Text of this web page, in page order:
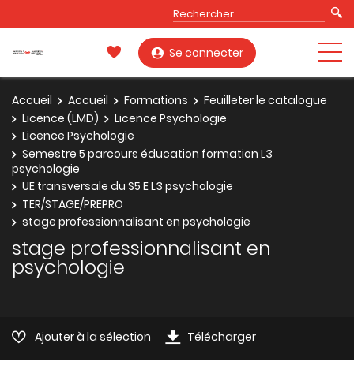
Se connecter
Accueil Accueil Formations
Feuilleter le catalogue
Licence (LMD)
Licence Psychologie
Licence Psychologie
Semestre 5 parcours éducation formation L3
psychologie
UE transversale du S5 E L3 psychologie
TER/STAGE/PREPRO
stage professionnalisant en psychologie
stage professionnalisant en
psychologie
Ajouter à la sélection Télécharger